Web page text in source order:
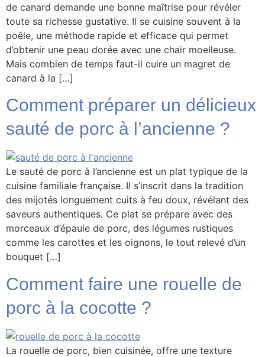
de canard demande une bonne maîtrise pour révéler
toute sa richesse gustative. Il se cuisine souvent à la
poêle, une méthode rapide et efficace qui permet
d’obtenir une peau dorée avec une chair moelleuse.
Mais combien de temps faut-il cuire un magret de
canard à la […]
Comment préparer un délicieux
sauté de porc à l’ancienne ?
Le sauté de porc à l’ancienne est un plat typique de la
cuisine familiale française. Il s’inscrit dans la tradition
des mijotés longuement cuits à feu doux, révélant des
saveurs authentiques. Ce plat se prépare avec des
morceaux d’épaule de porc, des légumes rustiques
comme les carottes et les oignons, le tout relevé d’un
bouquet […]
Comment faire une rouelle de
porc à la cocotte ?
La rouelle de porc, bien cuisinée, offre une texture